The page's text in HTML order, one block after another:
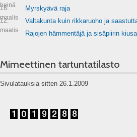
heinä
16.
maalis
Myrskyävä raja
12.
maalis
Valtakunta kuin rikkaruoho ja
Rajojen hämmentäjä ja sisäpiirin
Mimeettinen tartuntatilasto
Sivulatauksia sitten 26.1.2009